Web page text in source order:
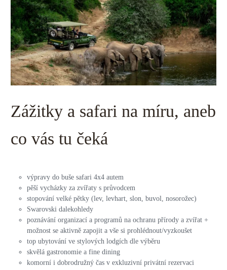
Zážitky a safari na míru, aneb
co vás tu čeká
výpravy do buše safari 4x4 autem
pěší vycházky za zvířaty s průvodcem
stopování velké pětky (lev, levhart, slon, buvol, nosorožec)
Swarovski dalekohledy
poznávání organizací a programů na ochranu přírody a zvířat +
možnost se aktivně zapojit a vše si prohlédnout/vyzkoušet
top ubytování ve stylových lodgích dle výběru
skvělá gastronomie a fine dining
komorní i dobrodružný čas v exkluzivní privátní rezervaci